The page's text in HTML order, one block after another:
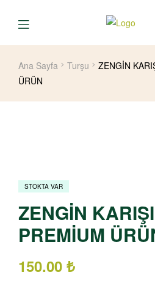
Ana Sayfa Turşu
ZENGİN
ÜRÜN
STOKTA VAR
ZENGİN
PREMİUM
150.00 ₺